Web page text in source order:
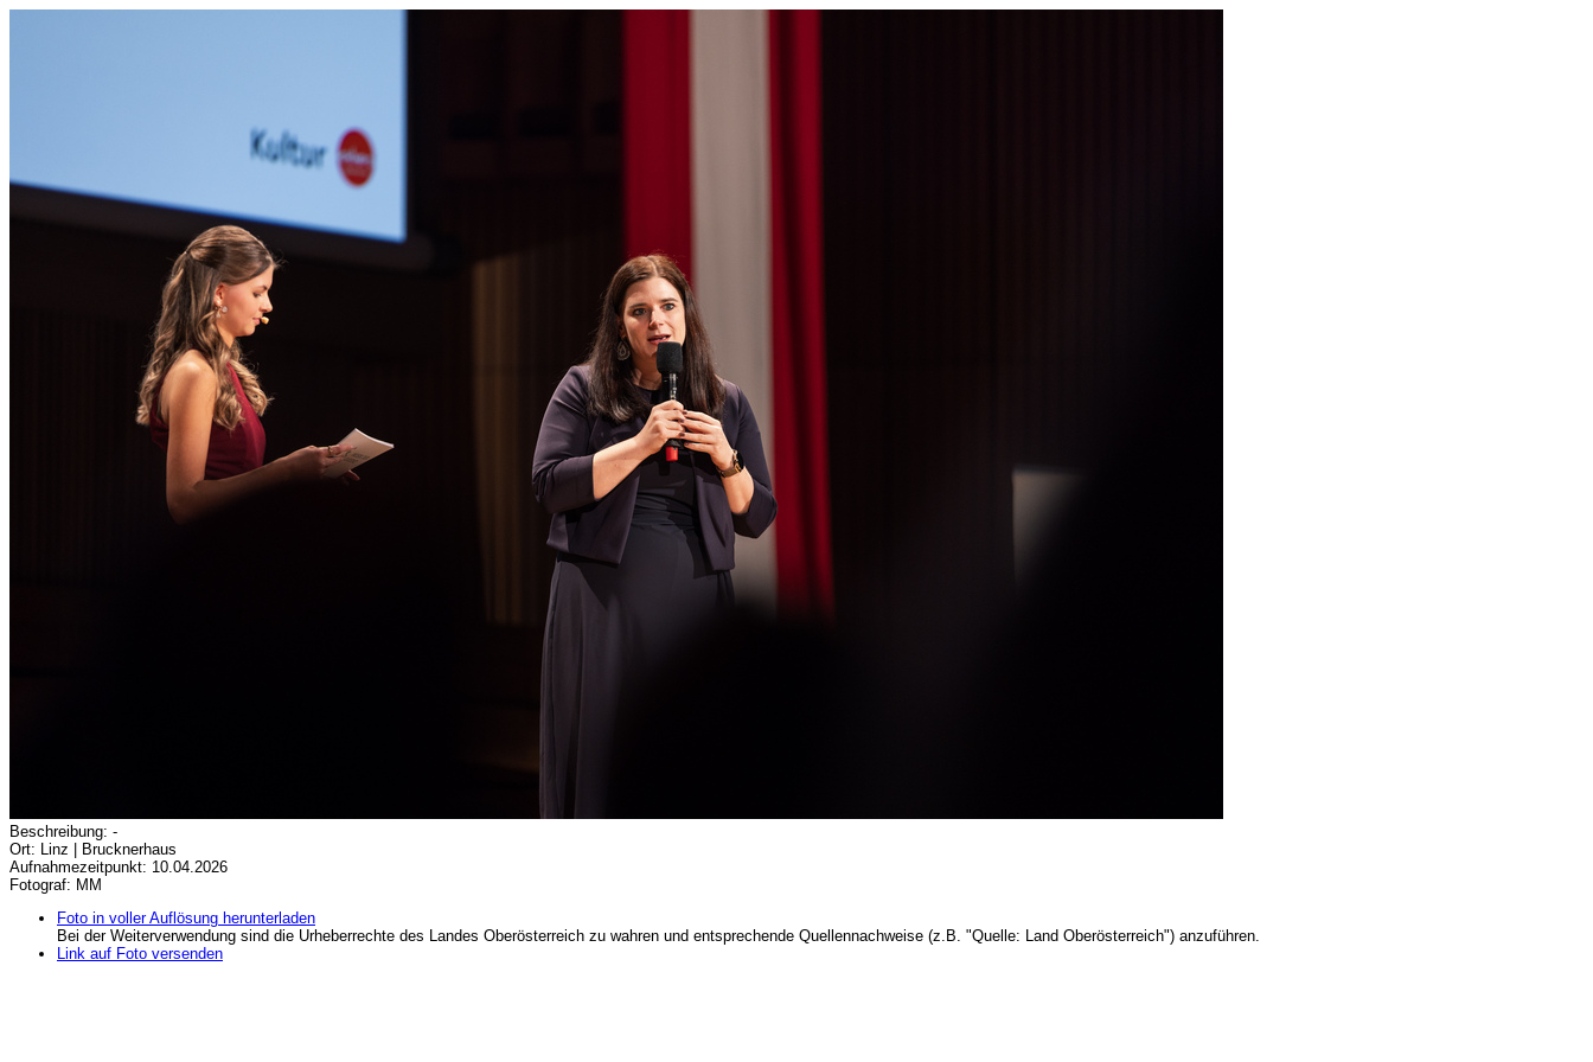
Beschreibung: -
Ort: Linz | Brucknerhaus
Aufnahmezeitpunkt: 10.04.2026
Fotograf: MM
Foto in voller Auflösung herunterladen
Bei der Weiterverwendung sind die Urheberrechte des Landes Oberösterreich zu wahren und entsprechende Quellennachweise (z.B. "Quelle: Land Oberösterreich") anzuführen.
Link auf Foto versenden